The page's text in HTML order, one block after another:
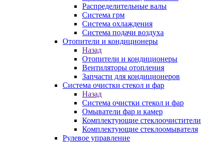
Распределительные валы
Система грм
Система охлаждения
Система подачи воздуха
Отопители и кондиционеры
Назад
Отопители и кондиционеры
Вентиляторы отопления
Запчасти для кондиционеров
Система очистки стекол и фар
Назад
Система очистки стекол и фар
Омыватели фар и камер
Комплектующие стеклоочистители
Комплектующие стеклоомывателя
Рулевое управление